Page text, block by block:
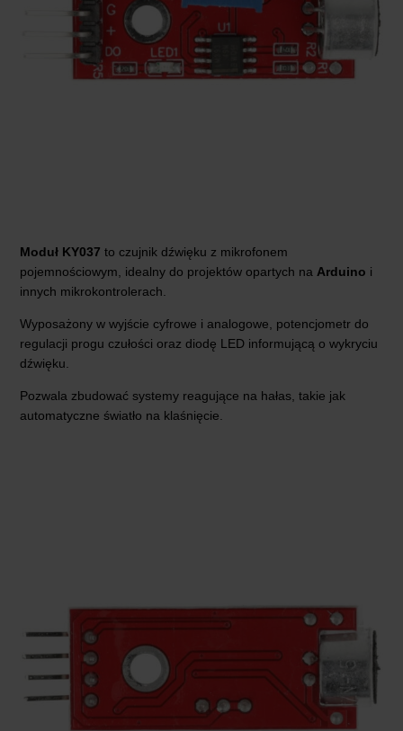
Moduł KY037 to czujnik dźwięku z mikrofonem
pojemnościowym, idealny do projektów opartych na Arduino i
innych mikrokontrolerach.
Wyposażony w wyjście cyfrowe i analogowe, potencjometr do
regulacji progu czułości oraz diodę LED informującą o wykryciu
dźwięku.
Pozwala zbudować systemy reagujące na hałas, takie jak
automatyczne światło na klaśnięcie.